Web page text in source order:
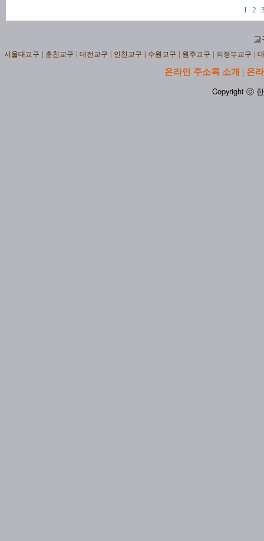
1 2
교
서울대교구 춘천교구 대전교구 인천교구 수원교구 원주교구 의정부교구
온라인 주소록 소개 | 온
Copyright ⓒ